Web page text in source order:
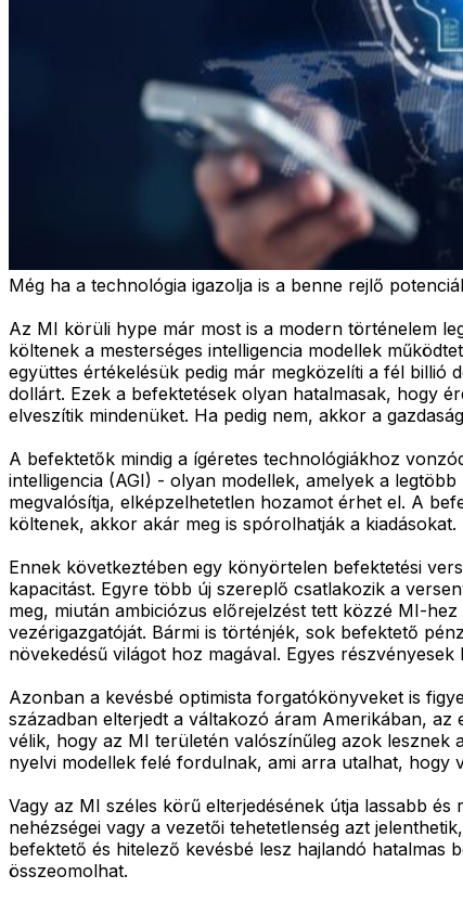
Még ha a technológia igazolja is a benne rejlő
Az MI körüli hype már most is a modern történelem
költenek a mesterséges intelligencia modellek
együttes értékelésük pedig már megközelíti a fél billió
dollárt. Ezek a befektetések olyan hatalmasak, hogy
elveszítik mindenüket. Ha pedig nem, akkor a
A befektetők mindig a ígéretes technológiákhoz
intelligencia (AGI) - olyan modellek, amelyek a
megvalósítja, elképzelhetetlen hozamot érhet el. A
költenek, akkor akár meg is spórolhatják a kiadásokat.
Ennek következtében egy könyörtelen befektetési
kapacitást. Egyre több új szereplő csatlakozik a
meg, miután ambiciózus előrejelzést tett közzé MI-
vezérigazgatóját. Bármi is történjék, sok befektető
növekedésű világot hoz magával. Egyes
Azonban a kevésbé optimista forgatókönyveket is
században elterjedt a váltakozó áram Amerikában,
vélik, hogy az MI területén valószínűleg azok lesznek
nyelvi modellek felé fordulnak, ami arra utalhat, hogy
Vagy az MI széles körű elterjedésének útja lassabb
nehézségei vagy a vezetői tehetetlenség azt
befektető és hitelező kevésbé lesz hajlandó hatalmas
összeomolhat.